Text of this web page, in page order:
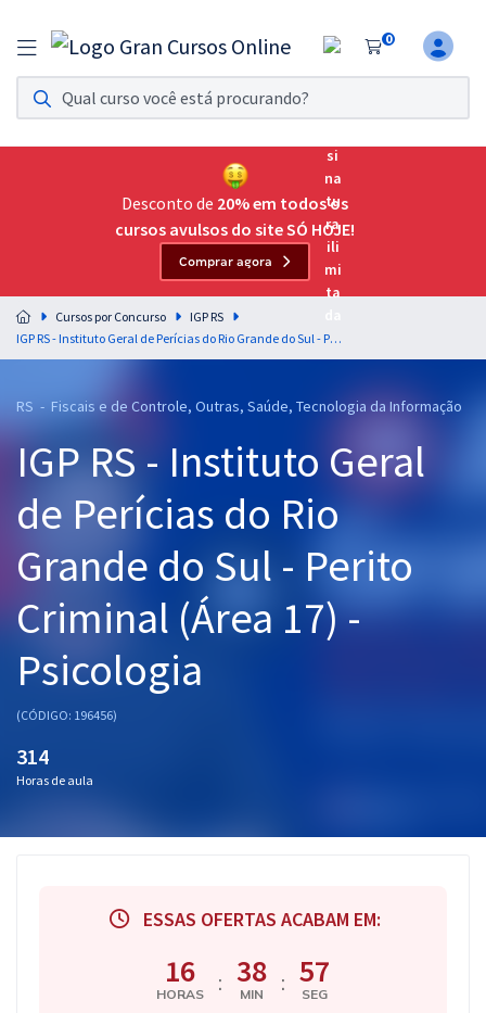
0
Assinatura Ilimitada 11
Acesso a todos os cursos. Teste grátis por 7 dias!
Assinatura OAB Até Passar
Acesso ilimitado a toda preparação para o Exame da
Residências Multiprofissionais
Preparação completa e intensiva para as principais
residências em saúde do Brasil
Cursos 20% OFF
Pós
Graduação
OAB
Mentorias
Questões grátis
Conteúdo gratuito
Aprovados
Desconto de 20% em todos os
cursos avulsos do site SÓ HOJE!
Comprar agora
Cursos por Concurso
IGP RS
IGP RS - Instituto Geral de Perícias do Rio Grande do Sul - Perito Criminal (Área 17) - Psicologia
RS - Fiscais e de Controle, Outras, Saúde, Tecnologia da Informação
IGP RS - Instituto Geral
de Perícias do Rio
Grande do Sul - Perito
Criminal (Área 17) -
Psicologia
(CÓDIGO: 196456)
314
Horas de aula
ESSAS OFERTAS ACABAM EM:
16
HORAS : 38
MIN : 56
SEG